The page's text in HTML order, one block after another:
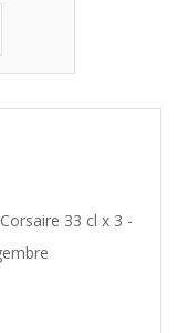
33 cl x 3 -